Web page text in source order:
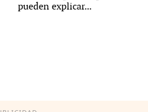
pueden explicar...